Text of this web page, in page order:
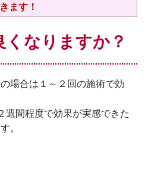
ます！
なりますか？
場合は１～２回の施術で効
週間程度で効果が実感できた
。